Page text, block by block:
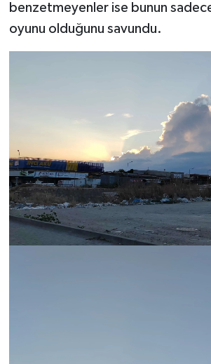
benzetmeyenler ise bunun
oyunu olduğunu savundu.
Tarım ve Ekonomi